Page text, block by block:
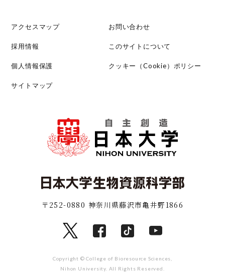
アクセスマップ お問い合わせ
採用情報 このサイトについて
個人情報保護 クッキー（Cookie）ポリシー
サイトマップ
〒252-0880 神奈川県藤沢市亀井野1866
Copyright © College of Bioresource Sciences,
Nihon University. All Rights Reserved.